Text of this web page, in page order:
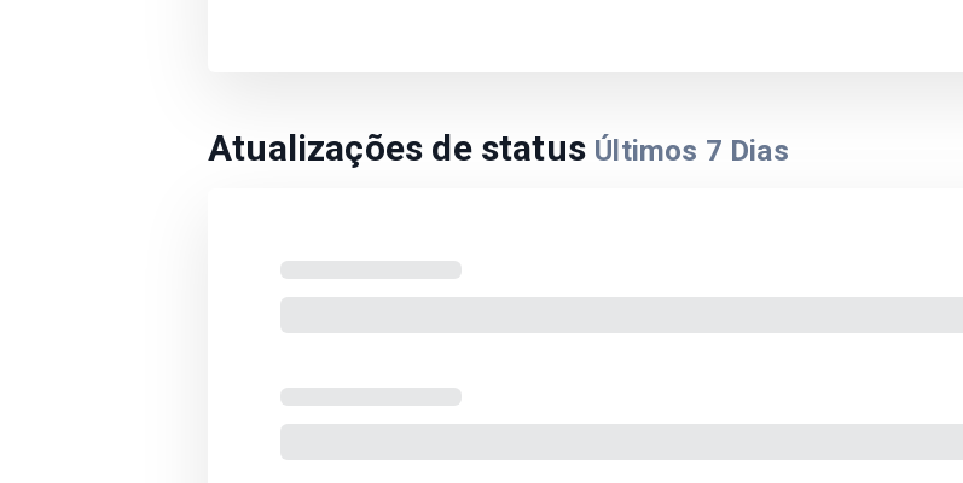
Atualizações de status Últimos 7 Dias